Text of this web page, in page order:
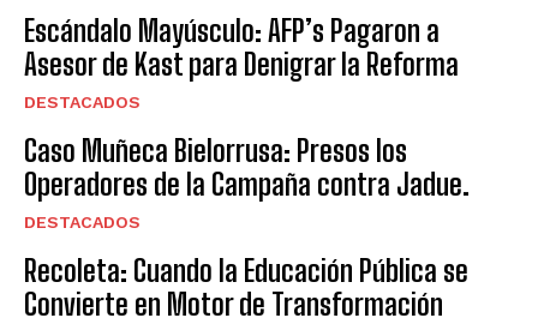
Escándalo Mayúsculo: AFP’s Pagaron a
Asesor de Kast para Denigrar la Reforma
DESTACADOS
Caso Muñeca Bielorrusa: Presos los
Operadores de la Campaña contra Jadue.
DESTACADOS
Recoleta: Cuando la Educación Pública se
Convierte en Motor de Transformación